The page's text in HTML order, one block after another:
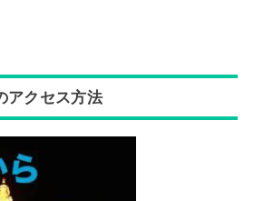
アクセス方法